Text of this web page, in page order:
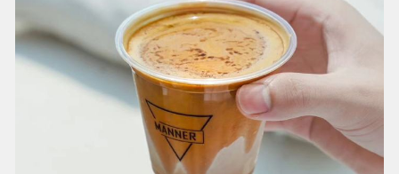
品牌通常会重点做两件事：规模化扩张来提升业
绩，稀释较高的估值；提升同店效益来获得更健
康与稳定的业绩发展。
上述多方压力，就像悬在中国咖啡行业头上的达